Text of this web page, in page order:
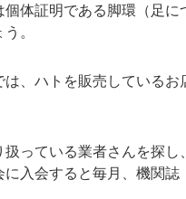
体証明である脚環（足に
。
、ハトを販売しているお
っている業者さんを探し
入会すると毎月、機関